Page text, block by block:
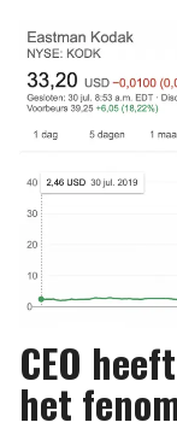
CEO
het